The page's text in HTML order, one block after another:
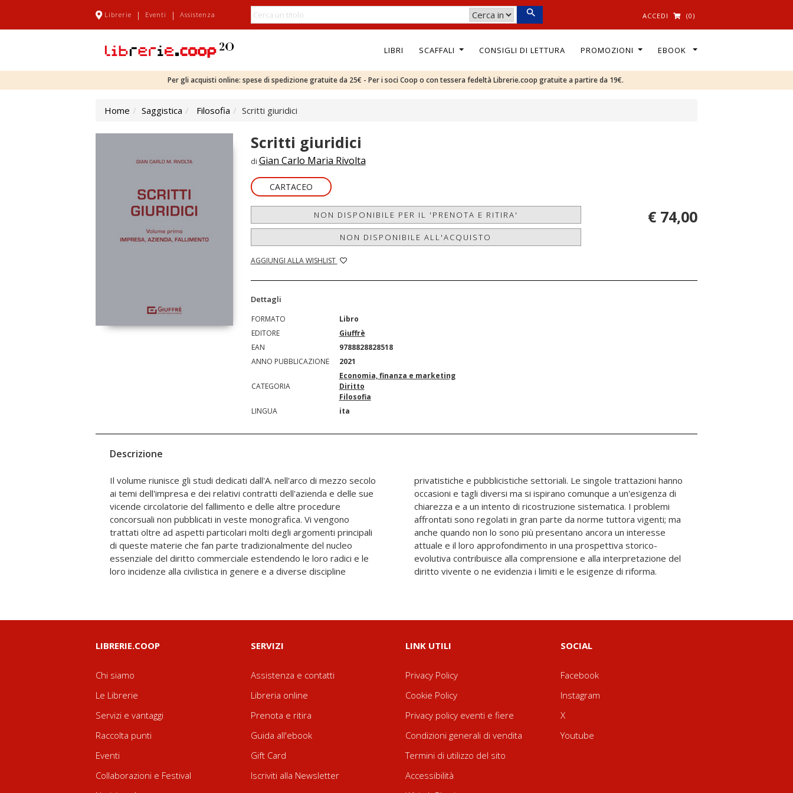
Librerie | Eventi | Assistenza ACCEDI (0)
LIBRI SCAFFALI CONSIGLI DI LETTURA PROMOZIONI EBOOK
Per gli acquisti online: spese di spedizione gratuite da 25€ - Per i soci Coop o con tessera fedeltà Librerie.coop gratuite a partire da 19€.
Home Saggistica Filosofia Scritti giuridici
Scritti giuridici
di Gian Carlo Maria Rivolta
CARTACEO
NON DISPONIBILE PER IL 'PRENOTA E RITIRA'
NON DISPONIBILE ALL'ACQUISTO
AGGIUNGI ALLA WISHLIST
€ 74,00
Dettagli
FORMATO
Libro
EDITORE
Giuffrè
EAN
9788828828518
ANNO PUBBLICAZIONE
2021
CATEGORIA
Economia, finanza e marketing
Diritto
Filosofia
LINGUA
ita
Descrizione
Il volume riunisce gli studi dedicati dall'A. nell'arco di mezzo secolo
ai temi dell'impresa e dei relativi contratti dell'azienda e delle sue
vicende circolatorie del fallimento e delle altre procedure
concorsuali non pubblicati in veste monografica. Vi vengono
trattati oltre ad aspetti particolari molti degli argomenti principali
di queste materie che fan parte tradizionalmente del nucleo
essenziale del diritto commerciale estendendo le loro radici e le
loro incidenze alla civilistica in genere e a diverse discipline
privatistiche e pubblicistiche settoriali. Le singole trattazioni hanno
occasioni e tagli diversi ma si ispirano comunque a un'esigenza di
chiarezza e a un intento di ricostruzione sistematica. I problemi
affrontati sono regolati in gran parte da norme tuttora vigenti; ma
anche quando non lo sono più presentano ancora un interesse
attuale e il loro approfondimento in una prospettiva storico-
evolutiva contribuisce alla comprensione e alla interpretazione del
diritto vivente o ne evidenzia i limiti e le esigenze di riforma.
LIBRERIE.COOP
Chi siamo
Le Librerie
Servizi e vantaggi
Raccolta punti
Eventi
Collaborazioni e Festival
SERVIZI
Assistenza e contatti
Libreria online
Prenota e ritira
Guida all'ebook
Gift Card
Iscriviti alla Newsletter
LINK UTILI
Privacy Policy
Cookie Policy
Privacy policy eventi e fiere
Condizioni generali di vendita
Termini di utilizzo del sito
Accessibilità
SOCIAL
Facebook
Instagram
X
Youtube